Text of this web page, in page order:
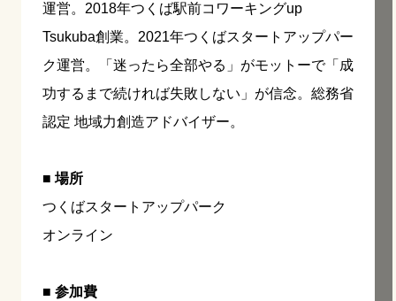
運営。2018年つくば駅前コワーキングup
Tsukuba創業。2021年つくばスタートアップパー
ク運営。「迷ったら全部やる」がモットーで「成
功するまで続ければ失敗しない」が信念。総務省
認定 地域力創造アドバイザー。
■ 場所
つくばスタートアップパーク
オンライン
■ 参加費